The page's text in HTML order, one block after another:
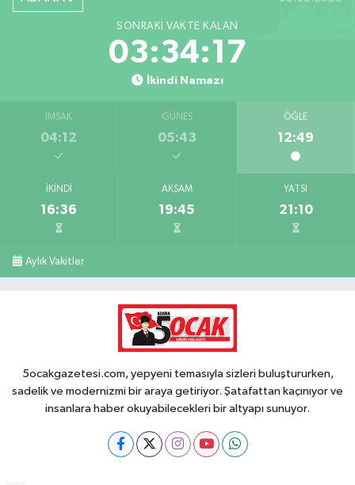
SONRAKI VAKTE KALAN
03:34:16
İkindi Namazı
İMSAK
04:12
GÜNEŞ
05:43
ÖĞLE
12:49
İKINDI
16:36
AKŞAM
19:45
YATSI
21:10
Aylık Vakitler
5ocakgazetesi.com, yepyeni temasıyla sizleri buluştururken,
sadelik ve modernizmi bir araya getiriyor. Şatafattan kaçınıyor ve
insanlara haber okuyabilecekleri bir altyapı sunuyor.